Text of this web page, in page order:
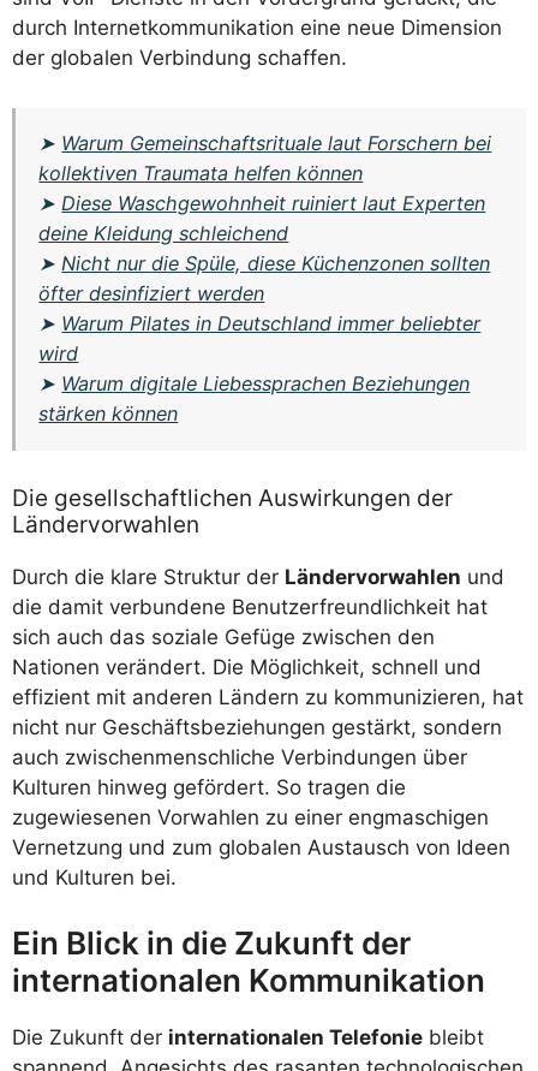
durch Internetkommunikation eine neue Dimension
der globalen Verbindung schaffen.
➤ Warum Gemeinschaftsrituale laut Forschern bei
kollektiven Traumata helfen können
➤Diese Waschgewohnheit ruiniert laut Experten
deine Kleidung schleichend
➤Nicht nur die Spüle, diese Küchenzonen sollten
öfter desinfiziert werden
➤ Warum Pilates in Deutschland immer beliebter
wird
➤ Warum digitale Liebessprachen Beziehungen
stärken können
Die gesellschaftlichen Auswirkungen der
Ländervorwahlen
Durch die klare Struktur der Ländervorwahlen und
die damit verbundene Benutzerfreundlichkeit hat
sich auch das soziale Gefüge zwischen den
Nationen verändert. Die Möglichkeit, schnell und
effizient mit anderen Ländern zu kommunizieren, hat
nicht nur Geschäftsbeziehungen gestärkt, sondern
auch zwischenmenschliche Verbindungen über
Kulturen hinweg gefördert. So tragen die
zugewiesenen Vorwahlen zu einer engmaschigen
Vernetzung und zum globalen Austausch von Ideen
und Kulturen bei.
Ein Blick in die Zukunft der
internationalen Kommunikation
Die Zukunft der internationalen Telefonie bleibt